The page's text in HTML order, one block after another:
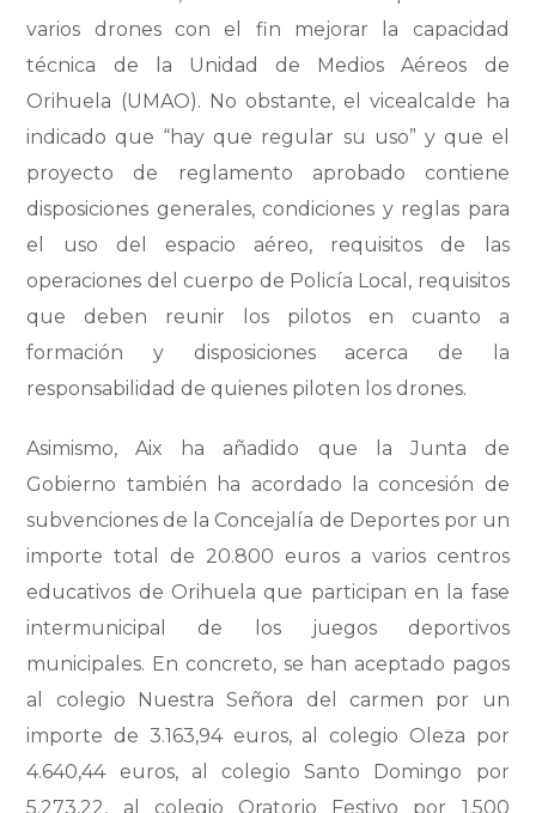
varios drones con el fin mejorar la capacidad
técnica de la Unidad de Medios Aéreos de
Orihuela (UMAO). No obstante, el vicealcalde ha
indicado que “hay que regular su uso” y que el
proyecto de reglamento aprobado contiene
disposiciones generales, condiciones y reglas para
el uso del espacio aéreo, requisitos de las
operaciones del cuerpo de Policía Local, requisitos
que deben reunir los pilotos en cuanto a
formación y disposiciones acerca de la
responsabilidad de quienes piloten los drones.
Asimismo, Aix ha añadido que la Junta de
Gobierno también ha acordado la concesión de
subvenciones de la Concejalía de Deportes por un
importe total de 20.800 euros a varios centros
educativos de Orihuela que participan en la fase
intermunicipal de los juegos deportivos
municipales. En concreto, se han aceptado pagos
al colegio Nuestra Señora del carmen por un
importe de 3.163,94 euros, al colegio Oleza por
4.640,44 euros, al colegio Santo Domingo por
5.273,22, al colegio Oratorio Festivo por 1.500